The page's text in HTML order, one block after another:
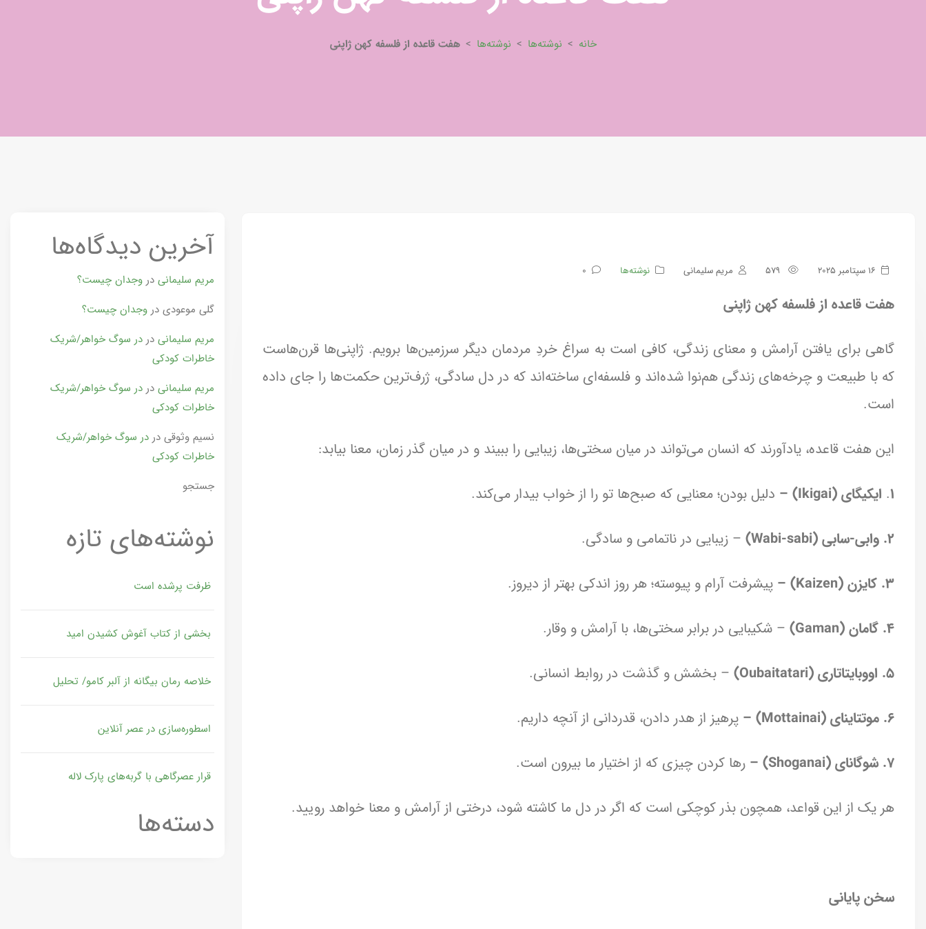
خانه > نوشته‌ها > نوشته‌ها > هفت قاعده از فلسفه کهن ژاپنی
16 سپتامبر 2025 مریم سلیمانی نوشته‌ها 0
هفت قاعده از فلسفه کهن ژاپنی
گاهی برای یافتن آرامش و معنای زندگی، کافی است به سراغ خردِ مردمان دیگر سرزمین‌ها برویم. ژاپنی‌ها قرن‌هاست
که با طبیعت و چرخه‌های زندگی هم‌نوا شده‌اند و فلسفه‌ای ساخته‌اند که در دل سادگی، ژرف‌ترین حکمت‌ها را جای داده
است.
این هفت قاعده، یادآورند که انسان می‌تواند در میان سختی‌ها، زیبایی را ببیند و در میان گذر زمان، معنا بیابد:
1
. ایکیگای (Ikigai) –
دلیل بودن؛ معنایی که صبح‌ها تو را از خواب بیدار می‌کند.
2. وابی-سابی (Wabi-sabi)
– زیبایی در ناتمامی و سادگی.
3. کایزن (Kaizen) –
پیشرفت آرام و پیوسته؛ هر روز اندکی بهتر از دیروز.
4. گامان (Gaman)
– شکیبایی در برابر سختی‌ها، با آرامش و وقار.
5. اووبایتاتاری (Oubaitatari)
– بخشش و گذشت در روابط انسانی.
6. موتتاینای (Mottainai) –
پرهیز از هدر دادن، قدردانی از آنچه داریم.
7. شوگانای (Shoganai) –
رها کردن چیزی که از اختیار ما بیرون است.
هر یک از این قواعد، همچون بذر کوچکی است که اگر در دل ما کاشته شود، درختی از آرامش و معنا خواهد رویید.
سخن پایانی
آخرین دیدگاه‌ها
مریم سلیمانی دروجدان چیست؟
گلی موعودی دروجدان چیست؟
مریم سلیمانی دردر سوگ خواهر/شریک
خاطرات کودکی
مریم سلیمانی دردر سوگ خواهر/شریک
خاطرات کودکی
نسیم وثوقی دردر سوگ خواهر/شریک
خاطرات کودکی
جستجو
نوشته‌های تازه
ظرفت پرشده‌ است
بخشی از کتاب آغوش کشیدن امید
خلاصه رمان بیگانه از آلبر کامو/ تحلیل
اسطوره‌سازی در عصر آنلاین
قرار عصرگاهی با گربه‌های پارک لاله
دسته‌ها